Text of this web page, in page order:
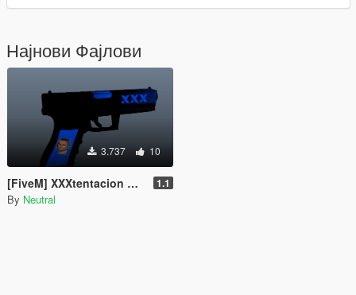
Најнови Фајлови
3.737 10
[FiveM] XXXtentacion Weapon Skin for the AP Pistol 1.1
By Neutral